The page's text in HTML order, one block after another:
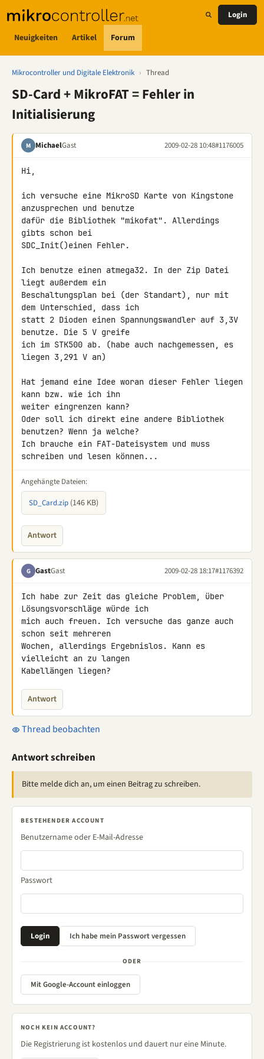
Neuigkeiten Artikel Forum
Login
Mikrocontroller und Digitale Elektronik › Thread
SD-Card + MikroFAT = Fehler in
Initialisierung
M MichaelGast 2009-02-28 10:48#1176005
Hi,
ich versuche eine MikroSD Karte von Kingstone
anzusprechen und benutze
dafür die Bibliothek "mikofat". Allerdings
gibts schon bei
SDC_Init()einen Fehler.
Ich benutze einen atmega32. In der Zip Datei
liegt außerdem ein
Beschaltungsplan bei (der Standart), nur mit
dem Unterschied, dass ich
statt 2 Dioden einen Spannungswandler auf 3,3V
benutze. Die 5 V greife
ich im STK500 ab. (habe auch nachgemessen, es
liegen 3,291 V an)
Hat jemand eine Idee woran dieser Fehler liegen
kann bzw. wie ich ihn
weiter eingrenzen kann?
Oder soll ich direkt eine andere Bibliothek
benutzen? Wenn ja welche?
Ich brauche ein FAT-Dateisystem und muss
schreiben und lesen können...
Angehängte Dateien:
SD_Card.zip (146 KB)
Antwort
G GastGast 2009-02-28 18:17#1176392
Ich habe zur Zeit das gleiche Problem, über
Lösungsvorschläge würde ich
mich auch freuen. Ich versuche das ganze auch
schon seit mehreren
Wochen, allerdings Ergebnislos. Kann es
vielleicht an zu langen
Kabellängen liegen?
Antwort
Thread beobachten
Antwort schreiben
Bitte melde dich an, um einen Beitrag zu schreiben.
BESTEHENDER ACCOUNT
Benutzername oder E-Mail-Adresse
Passwort
ODER
Mit Google-Account einloggen
NOCH KEIN ACCOUNT?
Die Registrierung ist kostenlos und dauert nur eine Minute.